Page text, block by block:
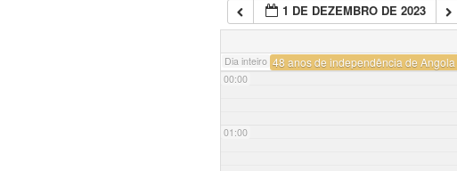
1 DE DEZEMBRO DE 2023
Dia inteiro 48 anos de independência de Angola
00:00
01:00